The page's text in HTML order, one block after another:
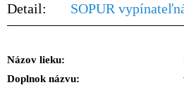
Detail: SOPUR
Názov lieku:
Doplnok názvu: